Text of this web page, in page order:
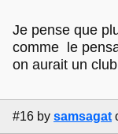
Je pense que
comme le
on aurait un
#16 by samsagat